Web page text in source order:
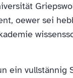
oewer sei
ein vullstännig